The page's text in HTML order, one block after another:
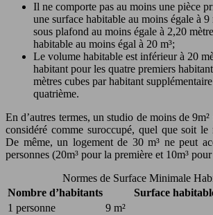
Il ne comporte pas au moins une pièce
une surface habitable au moins égale à 9
sous plafond au moins égale à 2,20
habitable au moins égal à 20 m³;
Le volume habitable est inférieur à 20
habitant pour les quatre premiers
mètres cubes par habitant
quatrième.
En d’autres termes, un studio de moins de
considéré comme suroccupé, quel que soit le
De même, un logement de 30 m³ ne peut
personnes (20m³ pour la première et 10m³
Normes de Surface Minimale
Nombre d’habitants
Surface
1 personne
9 m²